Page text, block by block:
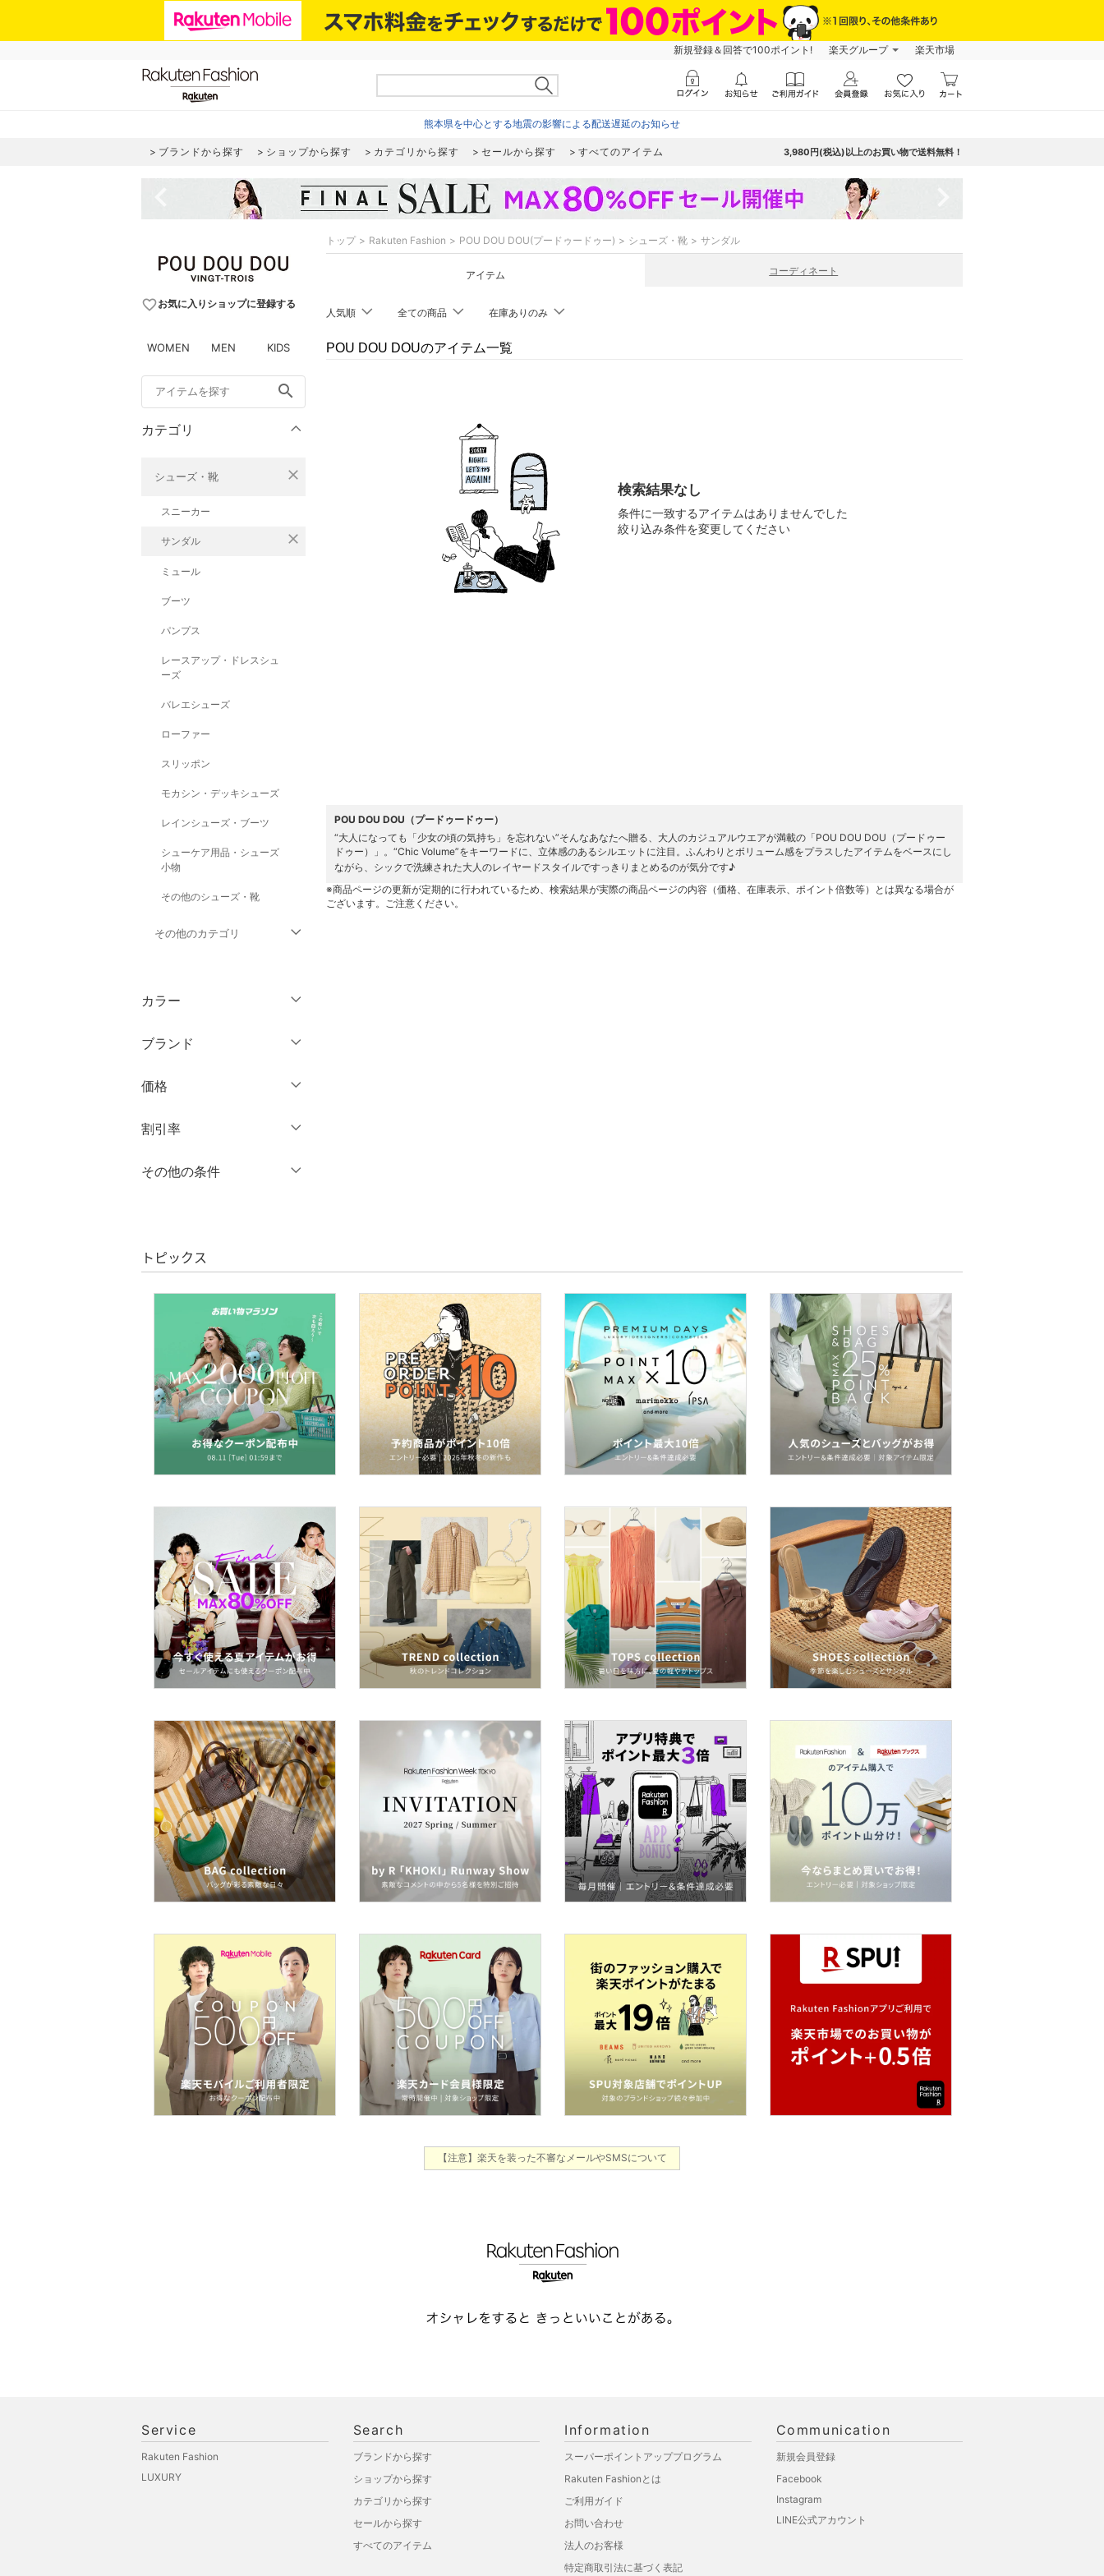
新規登録＆回答で100ポイント! 楽天グループ 楽天市場
熊本県を中心とする地震の影響による配送遅延のお知らせ
ブランドから探す ショップから探す カテゴリから探す セールから探す すべてのアイテム 3,980円(税込)以上のお買い物で送料無料！
favorite_borderお気に入りショップに登録する
WOMEN MEN KIDS
search
カテゴリ
シューズ・靴 close
スニーカー
サンダル close
ミュール
ブーツ
パンプス
レースアップ・ドレスシュ
ーズ
バレエシューズ
ローファー
スリッポン
モカシン・デッキシューズ
レインシューズ・ブーツ
シューケア用品・シューズ
小物
その他のシューズ・靴
その他のカテゴリ
ジャケット・アウター
パンツ
ワンピース・ドレス
スカート
オールインワン・オーバ
ーオール
インナー・ルームウェア
靴下・レッグウェア
ファッション雑貨
アクセサリー・腕時計
財布・ポーチ・ケース
ー用品
スーツ・フォーマル
水着・スイムグッズ
着物・浴衣・和装小物
ベースメイク
メイクアップ
ネイル
ボディケア・オーラルケ
フレグランス
メイク道具・美容器具
コフレ・キット・セット
食器・調理器具・キッチ
ン用品
インテリア・生活雑貨
カラー
クリア
ブランド
価格
絞り込み
割引率
％OFF～ ％OFF
その他の条件
クリア 絞り込み
トップ Rakuten Fashion POU DOU DOU(プードゥードゥー) シューズ・靴 サンダル
アイテム コーディネート
人気順 全ての商品 在庫ありのみ
POU DOU DOUのアイテム一覧
検索結果なし
条件に一致するアイテムはありませんでした
絞り込み条件を変更してください
POU DOU DOU（プードゥードゥー）
“大人になっても「少女の頃の気持ち」を忘れない”そんなあなたへ贈る、大人のカジュアルウエアが満載の「POU DOU DOU（プードゥー
ドゥー）」。“Chic Volume”をキーワードに、立体感のあるシルエットに注目。ふんわりとボリューム感をプラスしたアイテムをベースにし
ながら、シックで洗練された大人のレイヤードスタイルですっきりまとめるのが気分です♪
※商品ページの更新が定期的に行われているため、検索結果が実際の商品ページの内容（価格、在庫表示、ポイント倍数等）とは異なる場合が
ございます。ご注意ください。
トピックス
【注意】楽天を装った不審なメールやSMSについて
Service
Rakuten Fashion
LUXURY
Search
ブランドから探す
ショップから探す
カテゴリから探す
セールから探す
すべてのアイテム
Information
スーパーポイントアッププログラム
Rakuten Fashionとは
ご利用ガイド
お問い合わせ
法人のお客様
特定商取引法に基づく表記
Communication
新規会員登録
Facebook
Instagram
LINE公式アカウント